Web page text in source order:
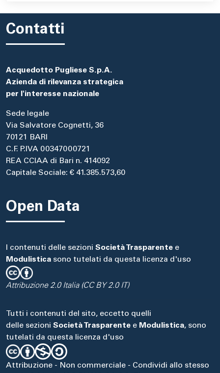
Contatti
Acquedotto Pugliese S.p.A.
Azienda di rilevanza strategica
per l'interesse nazionale
Sede legale
Via Salvatore Cognetti, 36
70121 BARI
C.F. P.IVA 00347000721
REA CCIAA di Bari n. 414092
Capitale Sociale: € 41.385.573,60
Open Data
I contenuti delle sezioni Società Trasparente e
Modulistica sono tutelati da questa licenza d'uso
Attribuzione 2.0 Italia (CC BY 2.0 IT)
Tutti i contenuti del sito, eccetto quelli
delle sezioni Società Trasparente e Modulistica, sono
tutelati da questa licenza d'uso
Attribuzione - Non commerciale - Condividi allo stesso